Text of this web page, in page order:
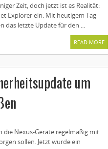
Zeit, doch jetzt ist es Realität:
Explorer ein. Mit heutigem Tag
das letzte Update für den ...
READ MORE
um
die Nexus-Geräte regelmäßig mit
sollen. Jetzt wurde ein